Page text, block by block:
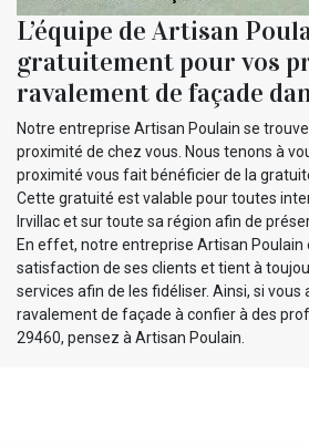
L’équipe de Artisan
gratuitement pour vos
ravalement de façade
Notre entreprise Artisan Poulain se
proximité de chez vous. Nous tenons à
proximité vous fait bénéficier de la
Cette gratuité est valable pour toutes
Irvillac et sur toute sa région afin de
En effet, notre entreprise Artisan Poulain
satisfaction de ses clients et tient à
services afin de les fidéliser. Ainsi, si vous
ravalement de façade à confier à des
29460, pensez à Artisan Poulain.